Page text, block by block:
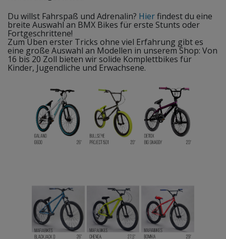
Du willst Fahrspaß und Adrenalin? Hierfindest du eine
breite Auswahl an BMX Bikes für erste Stunts oder
Fortgeschrittene!
Zum Üben erster Tricks ohne viel Erfahrung gibt es
eine große Auswahl an Modellen in unserem Shop: Von
16 bis 20 Zoll bieten wir solide Komplettbikes für
Kinder, Jugendliche und Erwachsene.